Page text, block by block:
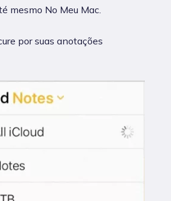
mesmo No Meu Mac.
por suas anotações